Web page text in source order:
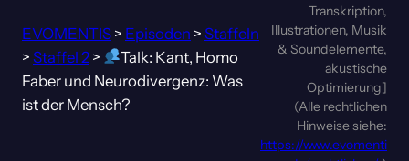
EVOMENTIS > Episoden > Staffeln
> Staffel 2 >
Talk: Kant, Homo
Faber und Neurodivergenz: Was
ist der Mensch?
Transkription,
Illustrationen, Musik
& Soundelemente,
akustische
Optimierung]
(Alle rechtlichen
Hinweise siehe:
https://www.evomenti